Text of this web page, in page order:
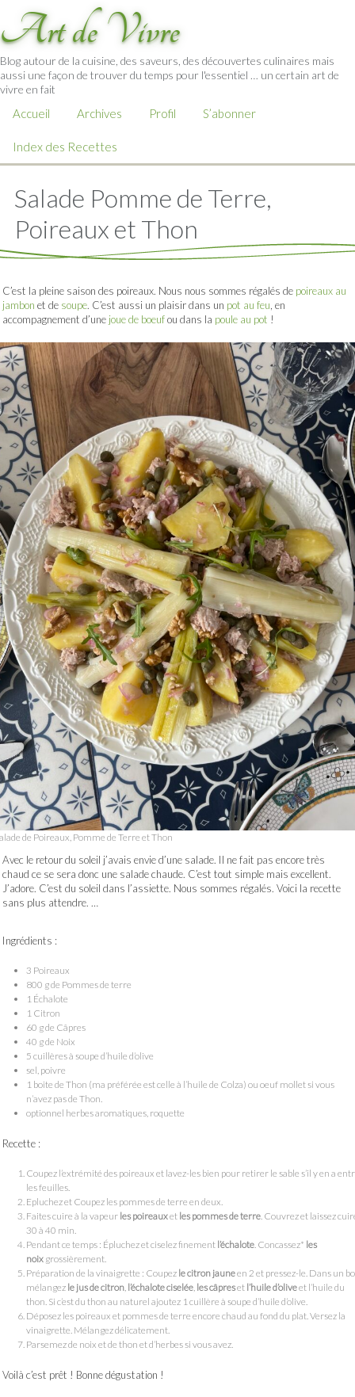
Art de Vivre
Blog autour de la cuisine, des saveurs, des découvertes culinaires mais
aussi une façon de trouver du temps pour l'essentiel … un certain art de
vivre en fait
Accueil Archives Profil S’abonner
Index des Recettes
Salade Pomme de Terre,
Poireaux et Thon
C’est la pleine saison des poireaux. Nous nous sommes régalés de poireaux au
jambon et de soupe. C’est aussi un plaisir dans un pot au feu , en
accompagnement d’une joue de boeufou dans la poule au pot !
de Poireaux, Pomme de Terre et Thon
Avec le retour du soleil j’avais envie d’une salade. Il ne fait pas encore très
chaud ce se sera donc une salade chaude. C’est tout simple mais excellent.
J’adore. C’est du soleil dans l’assiette. Nous sommes régalés. Voici la recette
sans plus attendre. …
Ingrédients :
3 Poireaux
800 g de Pommes de terre
1 Échalote
1 Citron
60 g de Câpres
40 g de Noix
5 cuillères à soupe d’huile d’olive
sel, poivre
1 boite de Thon (ma préférée est celle à l’huile de Colza) ou oeuf mollet si vous
n’avez pas de Thon.
optionnel herbes aromatiques, roquette
Recette :
Coupez l’extrémité des poireaux et lavez-les bien pour retirer le sable s’il y en a
les feuilles.
Epluchez et Coupez les pommes de terre en deux.
Faites cuire à la vapeur les poireauxet les pommes de terre . Couvrez et laissez
30 à 40 min.
Pendant ce temps : Épluchez et ciselez finement l’échalote . Concassez* les
noix grossièrement.
Préparation de la vinaigrette : Coupez le citron jauneen 2 et pressez-le. Dans un
mélangez le jus de citron l’échalote ciselée les câpreset l’huile d’oliveet l’huile du
thon. Si c’est du thon au naturel ajoutez 1 cuillère à soupe d’huile d’olive.
Déposez les poireaux et pommes de terre encore chaud au fond du plat. Versez la
vinaigrette. Mélangez délicatement.
Parsemez de noix et de thon et d’herbes si vous avez.
Voilà c’est prêt ! Bonne dégustation !